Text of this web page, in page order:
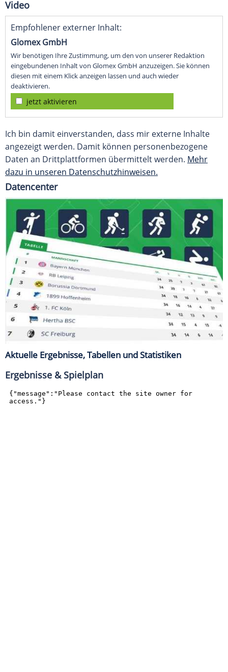
Video
Empfohlener externer Inhalt:
Glomex GmbH
Wir benötigen Ihre Zustimmung, um den von unserer Redaktion
eingebundenen Inhalt von Glomex GmbH anzuzeigen. Sie können
diesen mit einem Klick anzeigen lassen und auch wieder
deaktivieren.
jetzt aktivieren
Ich bin damit einverstanden, dass mir externe Inhalte
angezeigt werden. Damit können personenbezogene
Daten an Drittplattformen übermittelt werden. Mehr
dazu in unseren Datenschutzhinweisen.
Datencenter
Aktuelle Ergebnisse, Tabellen und Statistiken
Ergebnisse & Spielplan